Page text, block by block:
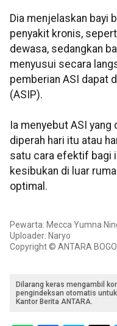
Dia menjelaskan bayi
penyakit kronis,
dewasa, sedangkan
menyusui secara
pemberian ASI dapat
(ASIP).
Ia menyebut ASI yang
diperah hari itu atau
satu cara efektif bagi
kesibukan di luar
optimal.
Pewarta: Mecca Yumna
Uploader: Naryo
Copyright © ANTARA
Dilarang keras mengambil
pengindeksan otomatis
Kantor Berita ANTARA.